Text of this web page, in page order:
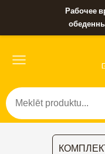
Рабочее